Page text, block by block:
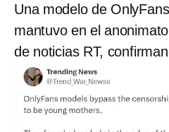
Una modelo de
mantuvo en el
de noticias RT,